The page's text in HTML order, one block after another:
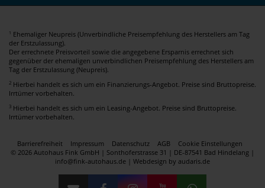
1 Ehemaliger Neupreis (Unverbindliche Preisempfehlung des Herstellers am Tag
der Erstzulassung).
Der errechnete Preisvorteil sowie die angegebene Ersparnis errechnet sich
gegenüber der ehemaligen unverbindlichen Preisempfehlung des Herstellers am
Tag der Erstzulassung (Neupreis).
2 Hierbei handelt es sich um ein Finanzierungs-Angebot. Preise sind Bruttopreise.
Irrtümer vorbehalten.
3 Hierbei handelt es sich um ein Leasing-Angebot. Preise sind Bruttopreise.
Irrtümer vorbehalten.
Barrierefreiheit Impressum Datenschutz AGB
Cookie Einstellungen
© 2026 Autohaus Fink GmbH | Sonthoferstrasse 31 | DE-87541 Bad Hindelang |
info@fink-autohaus.de | Webdesign by audaris.de